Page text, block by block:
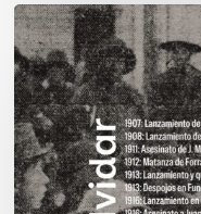
Chawrakawin:
Palimpsesto
explora
a
través
del